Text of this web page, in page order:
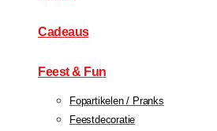
Cadeaus
Feest & Fun
Fopartikelen / Pranks
Feestdecoratie